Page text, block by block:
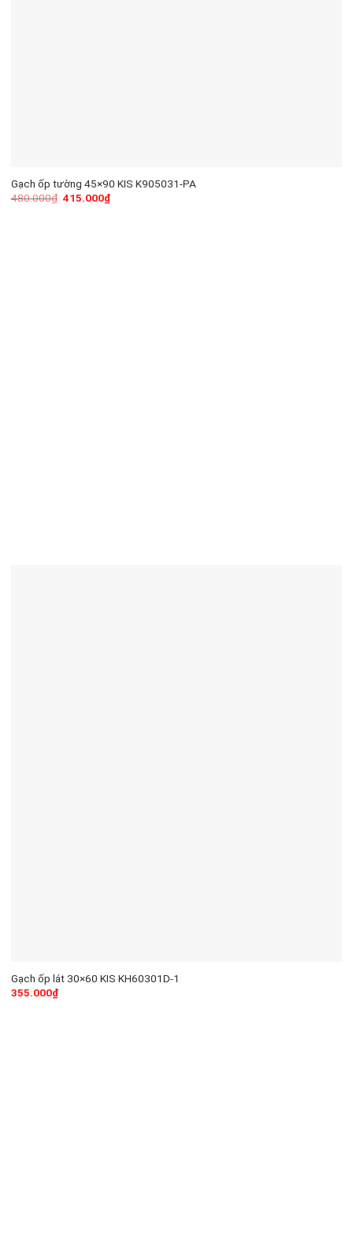
Gạch ốp tường 45×90 KIS K905031-PA
480.000₫ 415.000₫
Gạch ốp lát 30×60 KIS KH60301D-1
355.000₫